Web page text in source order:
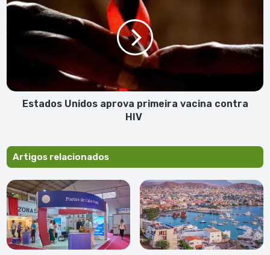
Estados Unidos aprova primeira vacina contra
HIV
Artigos relacionados